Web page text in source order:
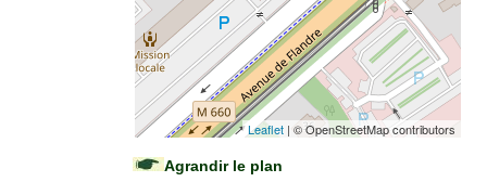
Leaflet | © OpenStreetMap contributors
Agrandir le plan